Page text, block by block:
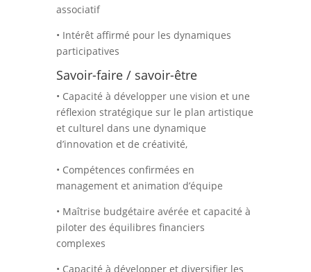
associatif
• Intérêt affirmé pour les dynamiques
participatives
Savoir-faire / savoir-être
• Capacité à développer une vision et une
réflexion stratégique sur le plan artistique
et culturel dans une dynamique
d’innovation et de créativité,
• Compétences confirmées en
management et animation d’équipe
• Maîtrise budgétaire avérée et capacité à
piloter des équilibres financiers
complexes
• Capacité à développer et diversifier les